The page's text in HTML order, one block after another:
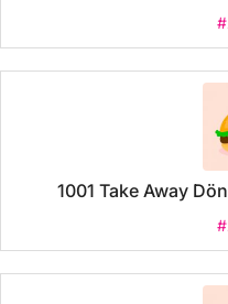
1001 Take Away